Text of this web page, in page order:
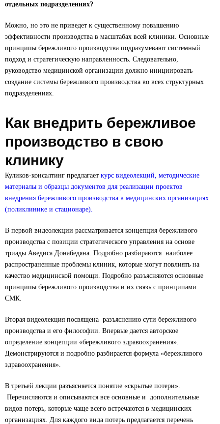
отдельных подразделениях?
Можно, но это не приведет к существенному повышению
эффективности производства в масштабах всей клиники. Основные
принципы бережливого производства подразумевают системный
подход и стратегическую направленность. Следовательно,
руководство медицинской организации должно инициировать
создание системы бережливого производства во всех структурных
подразделениях.
Как внедрить бережливое
производство в свою
клинику
Куликов-консалтинг предлагает курс видеолекций, методические
материалы и образцы документов для реализации проектов
внедрения бережливого производства в медицинских организациях
(поликлинике и стационаре).
В первой видеолекции рассматривается концепция бережливого
производства с позиции стратегического управления на основе
триады Аведиса Донабедяна. Подробно разбираются наиболее
распространенные проблемы клиник, которые могут повлиять на
качество медицинской помощи. Подробно разъясняются основные
принципы бережливого производства и их связь с принципами
СМК.
Вторая видеолекция посвящена разъяснению сути бережливого
производства и его философии. Впервые дается авторское
определение концепции «бережливого здравоохранения».
Демонстрируются и подробно разбирается формула «бережливого
здравоохранения».
В третьей лекции разъясняется понятие «скрытые потери».
Перечисляются и описываются все основные и дополнительные
видов потерь, которые чаще всего встречаются в медицинских
организациях. Для каждого вида потерь предлагается перечень